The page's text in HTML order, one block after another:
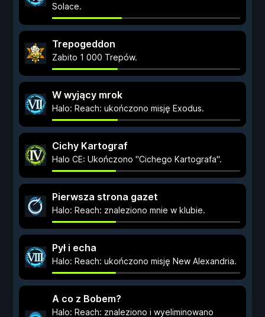
Solace.
Trepogeddon
Zabito 1 000 Trepów.
W wyjący mrok
Halo: Reach: ukończono misję Exodus.
Cichy Kartograf
Halo CE: Ukończono "Cichego Kartografa".
Pierwsza strona gazet
Halo: Reach: znaleziono mnie w klubie.
Pył i echa
Halo: Reach: ukończono misję New Alexandria.
A co z Bobem?
Halo: Reach: znaleziono i wyeliminowano